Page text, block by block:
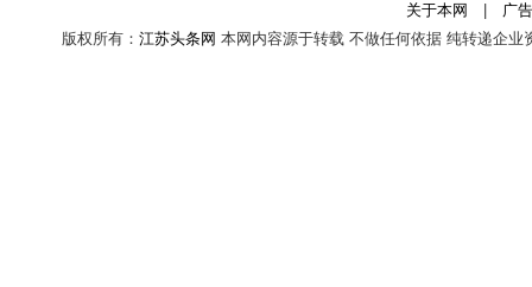
关于本网
广
版权所有： 江苏头条网 本网内容源于转载 不做任何依据 纯转递企